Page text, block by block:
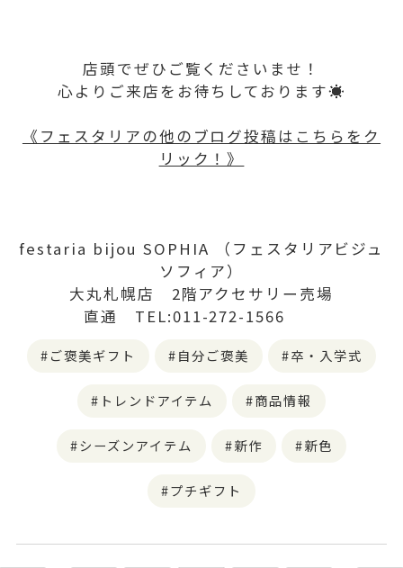
店頭でぜひご覧くださいませ！
心よりご来店をお待ちしております☀️
《フェスタリアの他のブログ投稿はこちらをク
リック！》
festaria bijou SOPHIA （フェスタリアビジュ
ソフィア）
大丸札幌店 2階アクセサリー売場
直通 TEL:011-272-1566
ご褒美ギフト 自分ご褒美 卒・入学式
トレンドアイテム 商品情報
シーズンアイテム 新作 新色
プチギフト